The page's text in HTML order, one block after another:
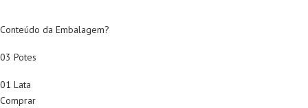
Conteúdo da Embalagem?
03 Potes
01 Lata
Comprar